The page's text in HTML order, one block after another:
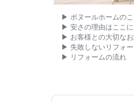
ボヌールホームのこ
安さの理由はここに
お客様との大切な
失敗しないリフォ
リフォームの流れ